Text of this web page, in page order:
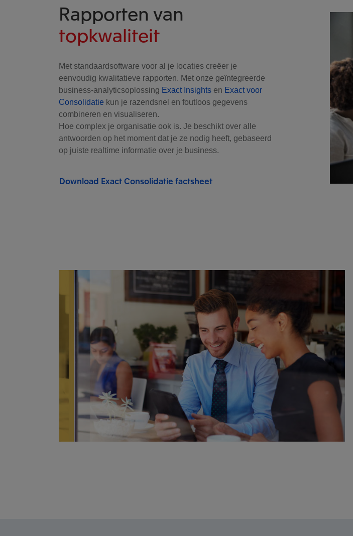
Rapporten van
topkwaliteit
Met standaardsoftware voor al je locaties creëer je
eenvoudig kwalitatieve rapporten. Met onze geïntegreerde
business-analyticsoplossing Exact Insights en Exact voor
Consolidatie kun je razendsnel en foutloos gegevens
combineren en visualiseren.
Hoe complex je organisatie ook is. Je beschikt over alle
antwoorden op het moment dat je ze nodig heeft, gebaseerd
op juiste realtime informatie over je business.
Download Exact Consolidatie factsheet